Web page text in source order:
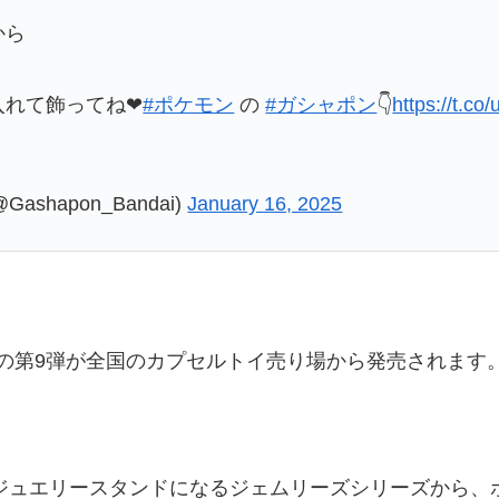
れて飾ってね❤#ポケモン の#ガシャポン👇https://t.co/
January 16, 2025
第9弾が全国のカプセルトイ売り場から発売されます
エリースタンドになるジェムリーズシリーズから